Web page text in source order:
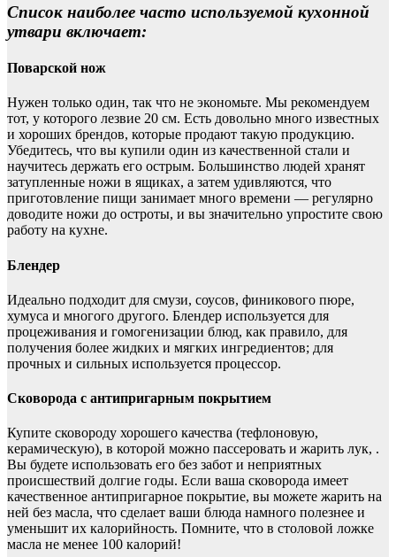
Список наиболее часто используемой кухонной
утвари включает:
Поварской нож
Нужен только один, так что не экономьте. Мы рекомендуем
тот, у которого лезвие 20 см. Есть довольно много известных
и хороших брендов, которые продают такую ​​продукцию.
Убедитесь, что вы купили один из качественной стали и
научитесь держать его острым. Большинство людей хранят
затупленные ножи в ящиках, а затем удивляются, что
приготовление пищи занимает много времени — регулярно
доводите ножи до остроты, и вы значительно упростите свою
работу на кухне.
Блендер
Идеально подходит для смузи, соусов, финикового пюре,
хумуса и многого другого. Блендер используется для
процеживания и гомогенизации блюд, как правило, для
получения более жидких и мягких ингредиентов; для
прочных и сильных используется процессор.
Сковорода с антипригарным покрытием
Купите сковороду хорошего качества (тефлоновую,
керамическую), в которой можно пассеровать и жарить лук, .
Вы будете использовать его без забот и неприятных
происшествий долгие годы. Если ваша сковорода имеет
качественное антипригарное покрытие, вы можете жарить на
ней без масла, что сделает ваши блюда намного полезнее и
уменьшит их калорийность. Помните, что в столовой ложке
масла не менее 100 калорий!